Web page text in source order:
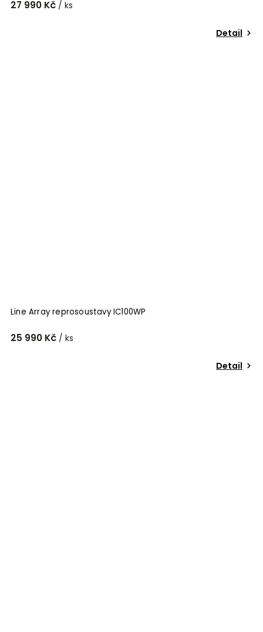
27 990 Kč / ks
Detail
Line Array reprosoustavy IC100WP
25 990 Kč / ks
Detail